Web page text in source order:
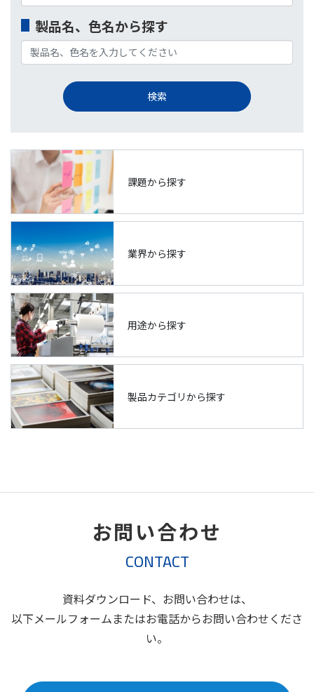
製品名、色名から探す
課題から探す
業界から探す
用途から探す
製品カテゴリから探す
お問い合わせ
CONTACT
資料ダウンロード、お問い合わせは、
以下メールフォームまたはお電話からお問い合わせくださ
い。